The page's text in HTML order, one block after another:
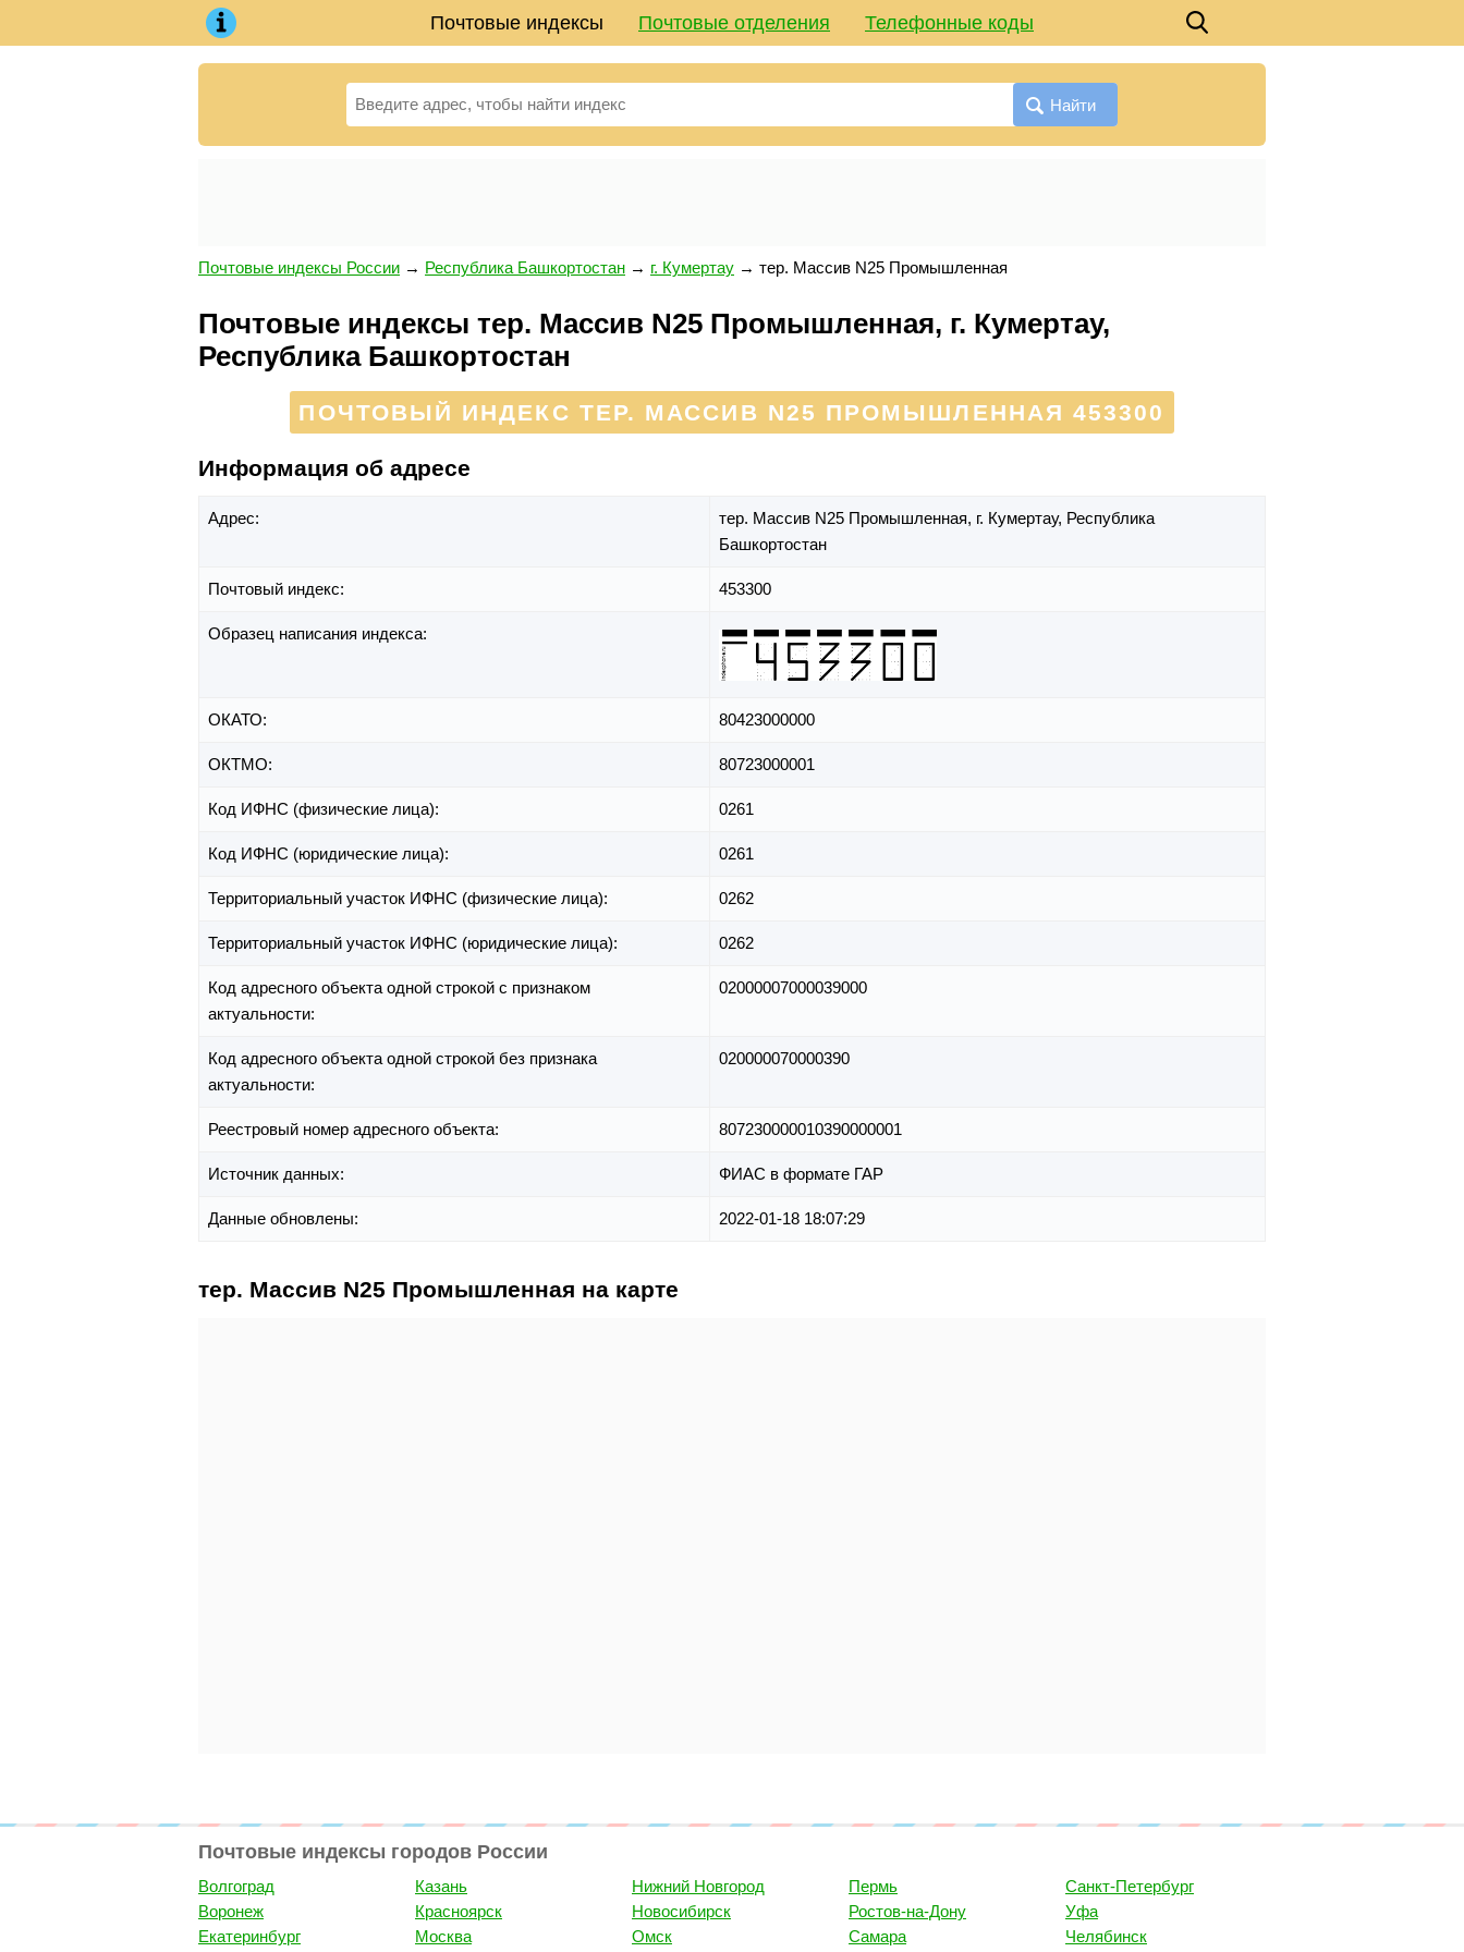
Почтовые индексы Почтовые отделения Телефонные коды
Найти
Почтовые индексы России → Республика Башкортостан → г. Кумертау → тер. Массив N25 Промышленная
Почтовые индексы тер. Массив N25 Промышленная, г. Кумертау,
Республика Башкортостан
ПОЧТОВЫЙ ИНДЕКС ТЕР. МАССИВ N25 ПРОМЫШЛЕННАЯ 453300
Информация об адресе
Адрес: тер. Массив N25 Промышленная, г. Кумертау, Республика
Башкортостан
Почтовый индекс: 453300
Образец написания индекса:
ОКАТО: 80423000000
ОКТМО: 80723000001
Код ИФНС (физические лица): 0261
Код ИФНС (юридические лица): 0261
Территориальный участок ИФНС (физические лица): 0262
Территориальный участок ИФНС (юридические лица): 0262
Код адресного объекта одной строкой с признаком
актуальности:
02000007000039000
Код адресного объекта одной строкой без признака
актуальности:
020000070000390
Реестровый номер адресного объекта: 807230000010390000001
Источник данных: ФИАС в формате ГАР
Данные обновлены: 2022-01-18 18:07:29
тер. Массив N25 Промышленная на карте
Почтовые индексы городов России
Волгоград
Воронеж
Екатеринбург
Казань
Красноярск
Москва
Нижний Новгород
Новосибирск
Омск
Пермь
Ростов-на-Дону
Самара
Санкт-Петербург
Уфа
Челябинск